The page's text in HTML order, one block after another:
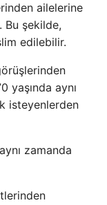
ailelerine
Bu şekilde,
edilebilir.
yaşında aynı
isteyenlerden
zamanda